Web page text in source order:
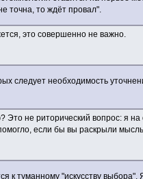
точна, то ждёт провал".
это совершенно не важно.
следует необходимость
не риторический вопрос: я
если бы вы раскрыли
к туманному "искусству